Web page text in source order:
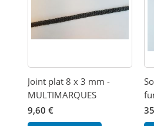
Joint plat 8 x 3 mm -
MULTIMARQUES
9,60 €